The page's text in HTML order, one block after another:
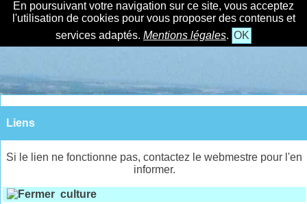
En poursuivant votre navigation sur ce site, vous acceptez
l'utilisation de cookies pour vous proposer des contenus et
services adaptés. Mentions légales. OK
Liens
Si le lien ne fonctionne pas, contactez le webmestre pour l'en
informer.
culture